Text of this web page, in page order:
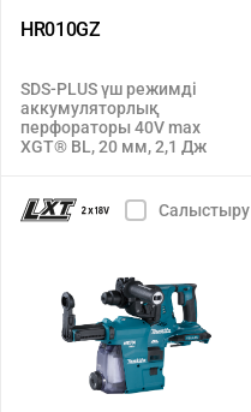
HR010GZ
SDS-PLUS үш режимді
аккумуляторлық
перфораторы 40V max
XGT® BL, 20 мм, 2,1 Дж
Салыстыру